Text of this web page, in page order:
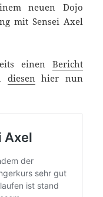
neuen Dojo
mit Sensei Axel
einen Bericht
diesen hier nun